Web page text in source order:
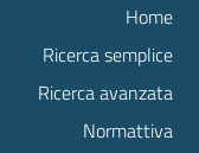
Home
Ricerca semplice
Ricerca avanzata
Normattiva